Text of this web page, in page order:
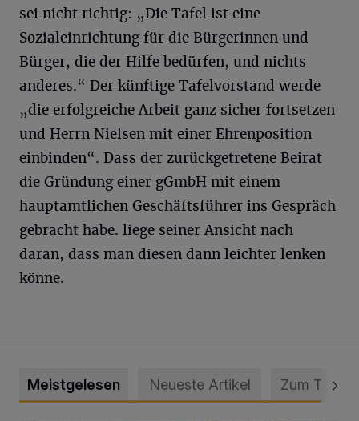
sei nicht richtig: „Die Tafel ist eine
Sozialeinrichtung für die Bürgerinnen und
Bürger, die der Hilfe bedürfen, und nichts
anderes.“ Der künftige Tafelvorstand werde
„die erfolgreiche Arbeit ganz sicher fortsetzen
und Herrn Nielsen mit einer Ehrenposition
einbinden“. Dass der zurückgetretene Beirat
die Gründung einer gGmbH mit einem
hauptamtlichen Geschäftsführer ins Gespräch
gebracht habe. liege seiner Ansicht nach
daran, dass man diesen dann leichter lenken
könne.
Meistgelesen Neueste Artikel Zum Thema